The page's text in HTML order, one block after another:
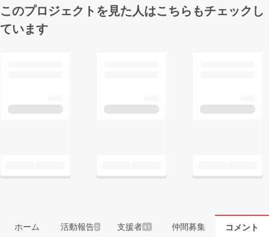
このプロジェクトを見た人はこちらもチェックし
ています
ホーム 活動報告2 支援者41 仲間募集 コメント